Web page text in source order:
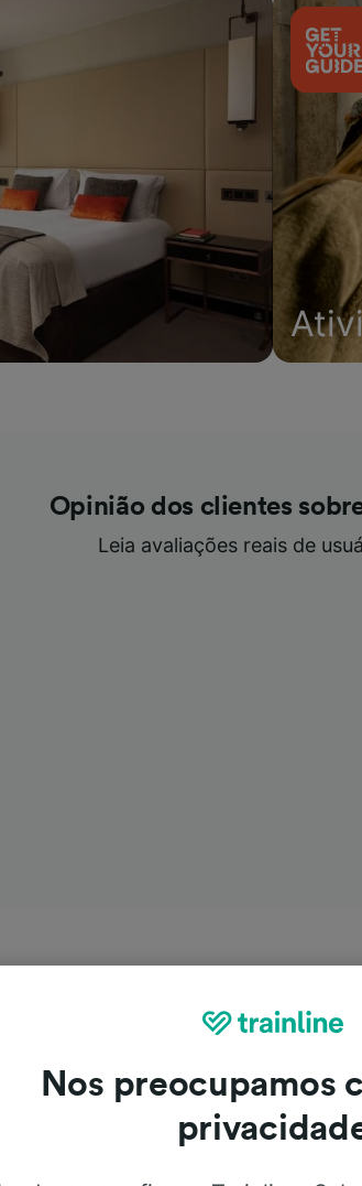
Opinião dos clientes
Leia avaliações reais de
Hersfeld
46 minutos
Nos preocupamos